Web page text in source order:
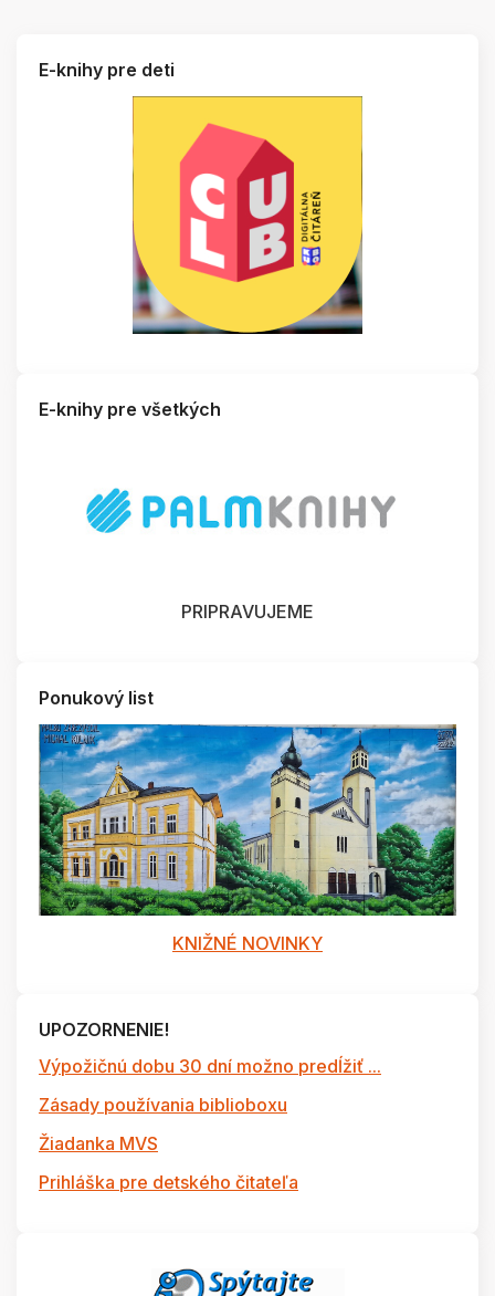
E-knihy pre deti
E-knihy pre všetkých
PRIPRAVUJEME
Ponukový list
KNIŽNÉ NOVINKY
UPOZORNENIE!
Výpožičnú dobu 30 dní možno predĺžiť ...
Zásady používania biblioboxu
Žiadanka MVS
Prihláška pre detského čitateľa